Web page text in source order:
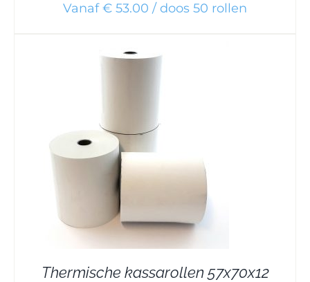
Vanaf € 53.00 / doos 50 rollen
Thermische kassarollen 57x70x12